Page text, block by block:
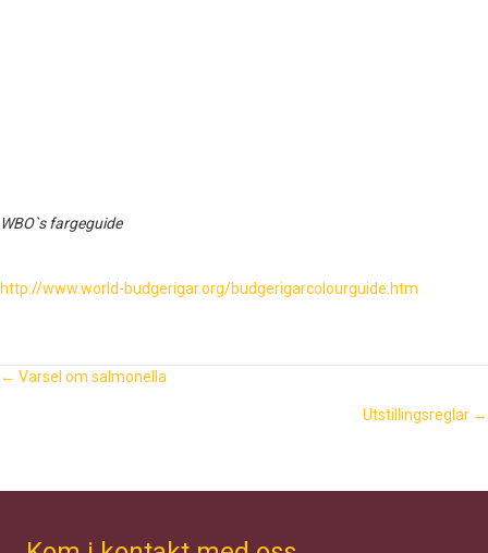
WBO`s fargeguide
http://www.world-budgerigar.org/budgerigarcolourguide.htm
Posts
← Varsel om salmonella
Utstillingsreglar →